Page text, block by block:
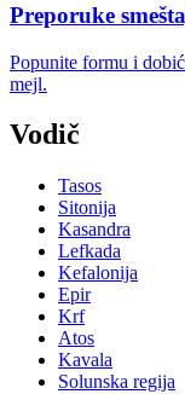
Preporuke
Popunite formu i
mejl.
Vodič
Tasos
Sitonija
Kasandra
Lefkada
Kefalonija
Epir
Krf
Atos
Kavala
Solunska regija